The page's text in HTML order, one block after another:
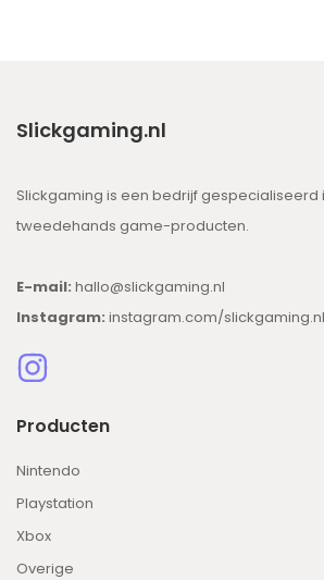
Slickgaming.nl
Slickgaming is een bedrijf gespecialiseerd
tweedehands game-producten.
E-mail: hallo@slickgaming.nl
Instagram: instagram.com/slickgaming.nl
Producten
Nintendo
Playstation
Xbox
Overige